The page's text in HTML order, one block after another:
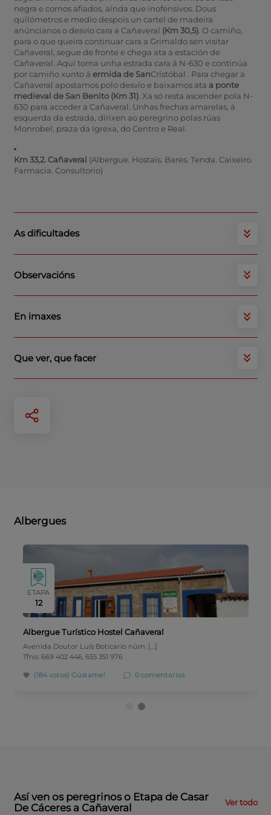
negra e cornos afiados, aínda que inofensivos. Dous
quilómetros e medio despois un cartel de madeira
anúncianos o desvío cara a Cañaveral (Km 30,5). O camiño,
para o que queira continuar cara a Grimaldo sen visitar
Cañaveral, segue de fronte e chega ata a estación de
Cañaveral. Aquí toma unha estrada cara á N-630 e continúa
por camiño xunto á ermida de SanCristóbal . Para chegar a
Cañaveral apostamos polo desvío e baixamos ata a ponte
medieval de San Benito (Km 31). Xa só resta ascender pola N-
630 para acceder a Cañaveral. Unhas frechas amarelas, á
esquerda da estrada, dirixen ao peregrino polas rúas
Monrobel, praza da Igrexa, do Centro e Real.
Km 33,2. Cañaveral (Albergue. Hostais. Bares. Tenda. Caixeiro.
Farmacia. Consultorio)
As dificultades
Observacións
En imaxes
Que ver, que facer
Albergues
ETAPA
12
Albergue Turístico Hostel Cañaveral
Avenida Doutor Luís Boticario núm. […]
Tfno: 669 402 446, 655 351 976
(184 votos)Gústame! 0 comentarios
Así ven os peregrinos o Etapa de Casar
De Cáceres a Cañaveral
Ver todo